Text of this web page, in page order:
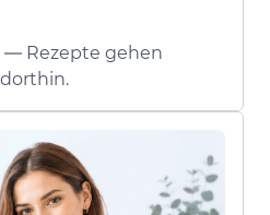
Rezepte gehen